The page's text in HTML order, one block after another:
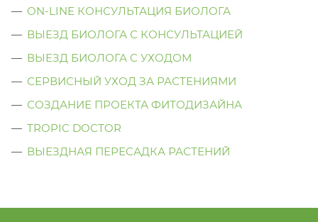
ON-LINE КОНСУЛЬТАЦИЯ БИОЛОГА
ВЫЕЗД БИОЛОГА С КОНСУЛЬТАЦИЕЙ
ВЫЕЗД БИОЛОГА C УХОДОМ
СЕРВИСНЫЙ УХОД ЗА РАСТЕНИЯМИ
СОЗДАНИЕ ПРОЕКТА ФИТОДИЗАЙНА
TROPIC DOCTOR
ВЫЕЗДНАЯ ПЕРЕСАДКА РАСТЕНИЙ